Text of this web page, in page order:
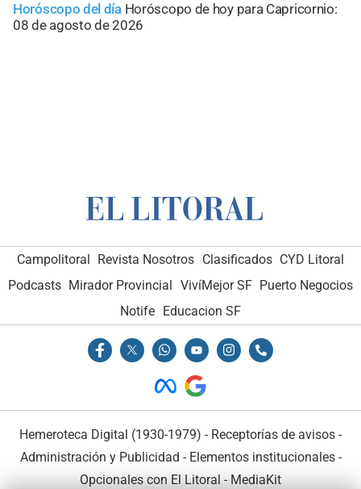
Horóscopo del día Horóscopo de hoy para Capricornio:
08 de agosto de 2026
Campolitoral Revista Nosotros Clasificados CYD Litoral
Podcasts Mirador Provincial VivíMejor SF Puerto Negocios
Notife Educacion SF
Hemeroteca Digital (1930-1979) - Receptorías de avisos -
Administración y Publicidad - Elementos institucionales-
Opcionales con El Litoral - MediaKit